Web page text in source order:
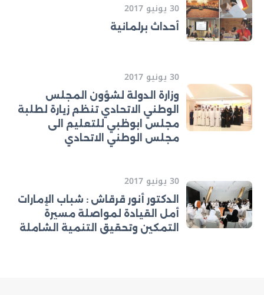
30 يونيو 2017
أحداث برلمانية
30 يونيو 2017
وزارة الدولة لشؤون المجلس
الوطني الاتحادي تنظم زيارة لطلبة
مجلس ابوظبي للتعليم الى
مجلس الوطني الاتحادي
30 يونيو 2017
الدكتور أنور قرقاش : شباب الإمارات
أمل القيادة لمواصلة مسيرة
التمكين وتحقيق التنمية الشاملة